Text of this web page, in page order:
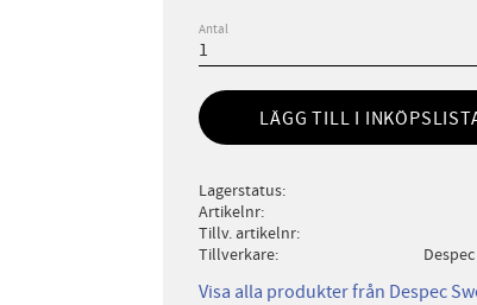
Antal
LÄGG TILL I
Lagerstatus
Artikelnr
Tillv. artikelnr
Tillverkare
Visa alla produkter från Despec